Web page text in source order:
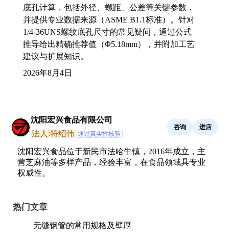
底孔计算，包括外径、螺距、公差等关键参数，
并提供专业数据来源（ASME B1.1标准）。针对
1/4-36UNS螺纹底孔尺寸的常见疑问，通过公式
推导给出精确推荐值（Φ5.18mm），并附加工艺
建议与扩展知识。
2026年8月4日
沈阳宏兴食品有限公司
法人:符绍伟 通过真实性核验
咨询 进店
沈阳宏兴食品位于新民市法哈牛镇，2016年成立，主
营芝麻油等多样产品，经验丰富，在食品领域具专业
权威性。
热门文章
无缝钢管的常用规格及壁厚